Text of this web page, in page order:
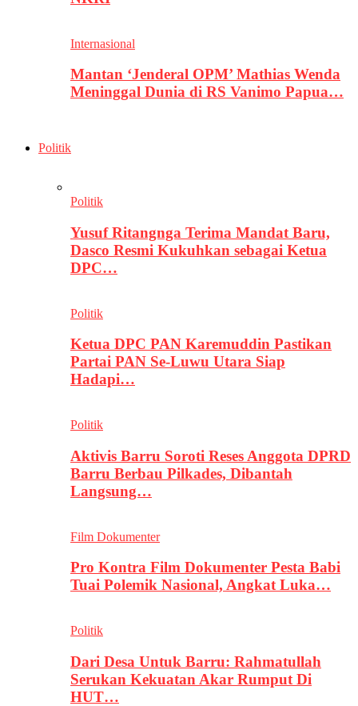
Internasional
Mantan ‘Jenderal OPM’ Mathias Wenda
Meninggal Dunia di RS Vanimo Papua…
Politik
Politik
Yusuf Ritangnga Terima Mandat Baru,
Dasco Resmi Kukuhkan sebagai Ketua
DPC…
Politik
Ketua DPC PAN Karemuddin Pastikan
Partai PAN Se-Luwu Utara Siap
Hadapi…
Politik
Aktivis Barru Soroti Reses Anggota DPRD
Barru Berbau Pilkades, Dibantah
Langsung…
Film Dokumenter
Pro Kontra Film Dokumenter Pesta Babi
Tuai Polemik Nasional, Angkat Luka…
Politik
Dari Desa Untuk Barru: Rahmatullah
Serukan Kekuatan Akar Rumput Di
HUT…